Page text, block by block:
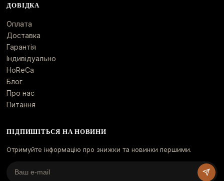
ДОВІДКА
Оплата
Доставка
Гарантія
Індивідуально
HoReCa
Блог
Про нас
Питання
ПІДПИШІТЬСЯ НА НОВИНИ
Отримуйте інформацію про знижки та новинки першими.